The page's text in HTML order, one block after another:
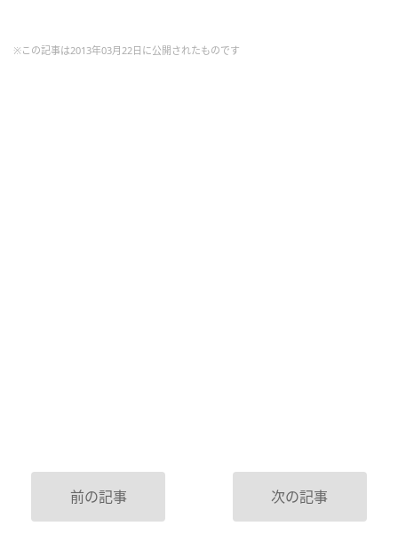
※この記事は2013年03月22日に公開されたものです
前の記事 次の記事